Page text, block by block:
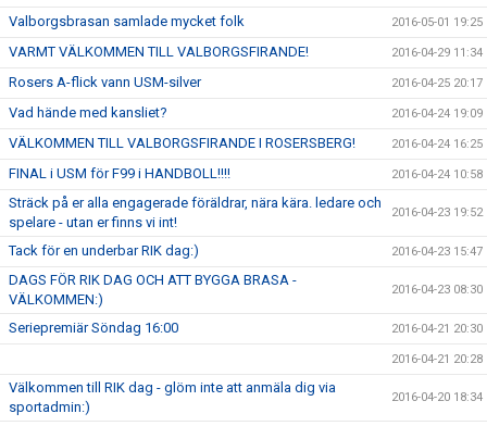
Valborgsbrasan samlade mycket folk 2016-05-01 19:25
VARMT VÄLKOMMEN TILL VALBORGSFIRANDE! 2016-04-29 11:34
Rosers A-flick vann USM-silver 2016-04-25 20:17
Vad hände med kansliet? 2016-04-24 19:09
VÄLKOMMEN TILL VALBORGSFIRANDE I ROSERSBERG! 2016-04-24 16:25
FINAL i USM för F99 i HANDBOLL!!!! 2016-04-24 10:58
Sträck på er alla engagerade föräldrar, nära kära. ledare och
spelare - utan er finns vi int!
2016-04-23 19:52
Tack för en underbar RIK dag:) 2016-04-23 15:47
DAGS FÖR RIK DAG OCH ATT BYGGA BRASA -
VÄLKOMMEN:)
2016-04-23 08:30
Seriepremiär Söndag 16:00 2016-04-21 20:30
2016-04-21 20:28
Välkommen till RIK dag - glöm inte att anmäla dig via
sportadmin:)
2016-04-20 18:34